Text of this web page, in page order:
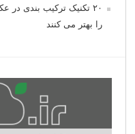
۲۰ تکنیک ترکیب بندی
را بهتر می کنند